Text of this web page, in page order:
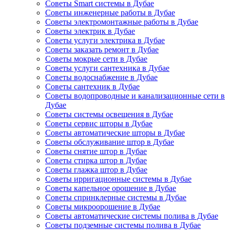
Советы Smart системы в Дубае
Советы инженерные работы в Дубае
Советы электромонтажные работы в Дубае
Советы электрик в Дубае
Советы услуги электрика в Дубае
Советы заказать ремонт в Дубае
Советы мокрые сети в Дубае
Советы услуги сантехника в Дубае
Советы водоснабжение в Дубае
Советы сантехник в Дубае
Советы водопроводные и канализационные сети в
Дубае
Советы системы освещения в Дубае
Советы сервис шторы в Дубае
Советы автоматические шторы в Дубае
Советы обслуживание штор в Дубае
Советы снятие штор в Дубае
Советы стирка штор в Дубае
Советы глажка штор в Дубае
Советы ирригационные системы в Дубае
Советы капельное орошение в Дубае
Советы спринклерные системы в Дубае
Советы микроорошение в Дубае
Советы автоматические системы полива в Дубае
Советы подземные системы полива в Дубае